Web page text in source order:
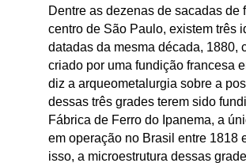
Dentre as dezenas de sacadas de
centro de São Paulo, existem três
datadas da mesma década, 1880,
criado por uma fundição francesa
diz a arqueometalurgia sobre a
dessas três grades terem sido
Fábrica de Ferro do Ipanema, a
em operação no Brasil entre 1818
isso, a microestrutura dessas